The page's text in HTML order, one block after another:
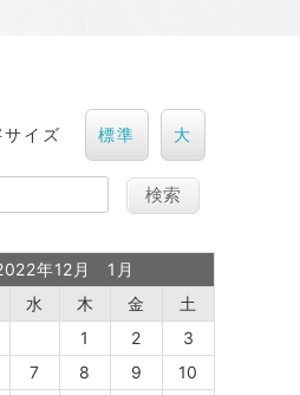
サイズ 標準 大
年12月 1月
水 木 金
土
1
2
3
7 8 9
10